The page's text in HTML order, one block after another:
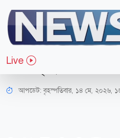
Live
জাতীয়
হাম ও হামের
জনের মৃত্যু
আপডেট: বৃহস্পতিবার, ১৪ মে, ২০২৬,